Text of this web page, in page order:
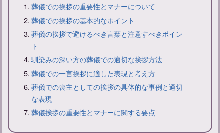
葬礼の準備と当日の流れ：服装などのマナーも解説
葬儀での挨拶の重要性とマナーについて
葬儀での挨拶の基本的なポイント
葬儀の挨拶で避けるべき言葉と注意すべきポイン
ト
馴染みの深い方の葬儀での適切な挨拶方法
葬儀での一言挨拶に適した表現と考え方
葬儀での喪主としての挨拶の具体的な事例と適切
な表現
葬儀挨拶の重要性とマナーに関する要点